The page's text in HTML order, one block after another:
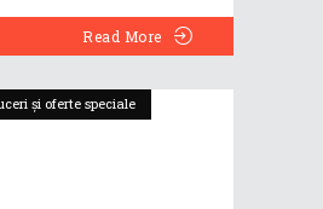
Read More
și oferte speciale